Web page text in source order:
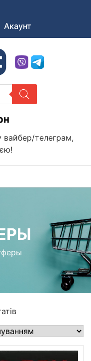
Акаунт
в Україні
вайбер/телеграм,